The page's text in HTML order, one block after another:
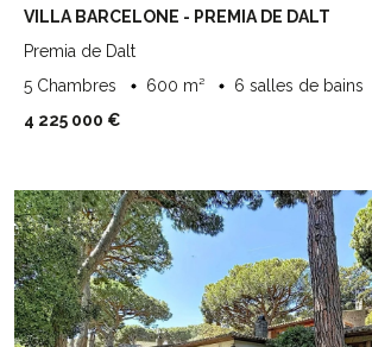
VILLA BARCELONE - PREMIA DE DALT
Premia de Dalt
5 Chambres
600 m²
6 salles de bains
4 225 000 €